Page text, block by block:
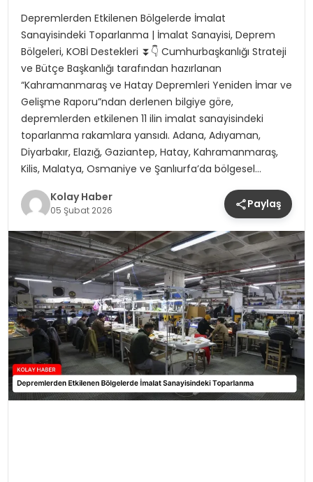
TOROSLAR’DA PAZAR GERGİNLİĞİ!
Depremlerden Etkilenen Bölgelerde İmalat
Sanayisindeki Toparlanma | İmalat Sanayisi, Deprem
Bölgeleri, KOBİ Destekleri ⏬👇 Cumhurbaşkanlığı Strateji
ve Bütçe Başkanlığı tarafından hazırlanan
“Kahramanmaraş ve Hatay Depremleri Yeniden İmar ve
Gelişme Raporu”ndan derlenen bilgiye göre,
depremlerden etkilenen 11 ilin imalat sanayisindeki
toparlanma rakamlara yansıdı. Adana, Adıyaman,
Diyarbakır, Elazığ, Gaziantep, Hatay, Kahramanmaraş,
Kilis, Malatya, Osmaniye ve Şanlıurfa’da bölgesel…
Kolay Haber
05 Şubat 2026 Paylaş